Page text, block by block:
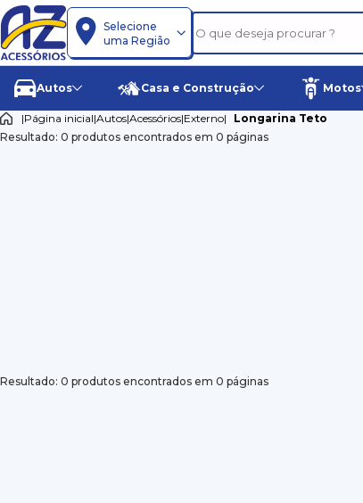
Selecione
uma Região
Autos Casa e Construção Motos
|Página inicial|Autos|Acessórios|Externo|
Longarina Teto
Resultado: 0 produtos encontrados em 0 páginas
Resultado: 0 produtos encontrados em 0 páginas